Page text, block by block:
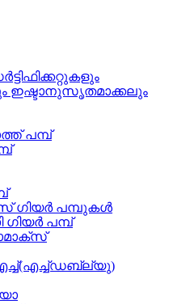
ഇഷ്ടാനുസൃതമാക്കലും
പമ്പ്
ഗിയർ പമ്പുകൾ
പമ്പ്